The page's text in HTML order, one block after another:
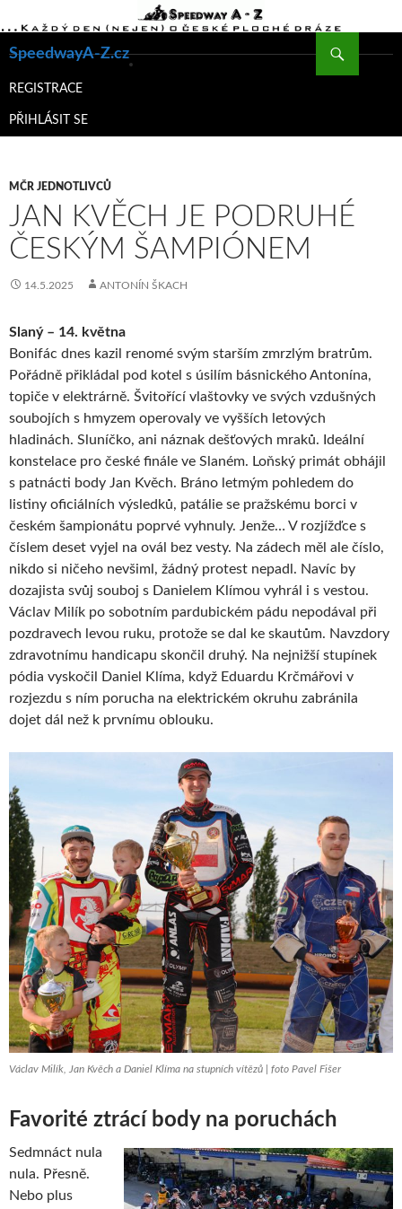
SpeedwayA-Z.cz
K
WEBU
REGISTRACE
PŘIHLÁSIT SE
MČR JEDNOTLIVCŮ
JAN KVĚCH JE PODRUHÉ
ČESKÝM ŠAMPIÓNEM
14.5.2025 ANTONÍN ŠKACH
Slaný – 14. května
Bonifác dnes kazil renomé svým starším zmrzlým bratrům.
Pořádně přikládal pod kotel s úsilím básnického Antonína,
topiče v elektrárně. Švitořící vlaštovky ve svých vzdušných
soubojích s hmyzem operovaly ve vyšších letových
hladinách. Sluníčko, ani náznak dešťových mraků. Ideální
konstelace pro české finále ve Slaném. Loňský primát obhájil
s patnácti body Jan Kvěch. Bráno letmým pohledem do
listiny oficiálních výsledků, patálie se pražskému borci v
českém šampionátu poprvé vyhnuly. Jenže… V rozjížďce s
číslem deset vyjel na ovál bez vesty. Na zádech měl ale číslo,
nikdo si ničeho nevšiml, žádný protest nepadl. Navíc by
dozajista svůj souboj s Danielem Klímou vyhrál i s vestou.
Václav Milík po sobotním pardubickém pádu nepodával při
pozdravech levou ruku, protože se dal ke skautům. Navzdory
zdravotnímu handicapu skončil druhý. Na nejnižší stupínek
pódia vyskočil Daniel Klíma, když Eduardu Krčmářovi v
rozjezdu s ním porucha na elektrickém okruhu zabránila
dojet dál než k prvnímu oblouku.
Václav Milík, Jan Kvěch a Daniel Klíma na stupních vítězů | foto Pavel Fišer
Favorité ztrácí body na poruchách
Sedmnáct nula
nula. Přesně.
Nebo plus